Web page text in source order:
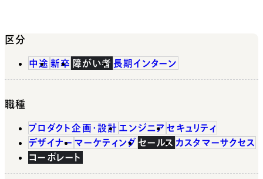
区分
中途 新卒 障がい者 長期インターン
職種
プロダクト企画・設計 エンジニア セキュリティ
デザイナー マーケティング セールス カスタマーサクセス
コーポレート